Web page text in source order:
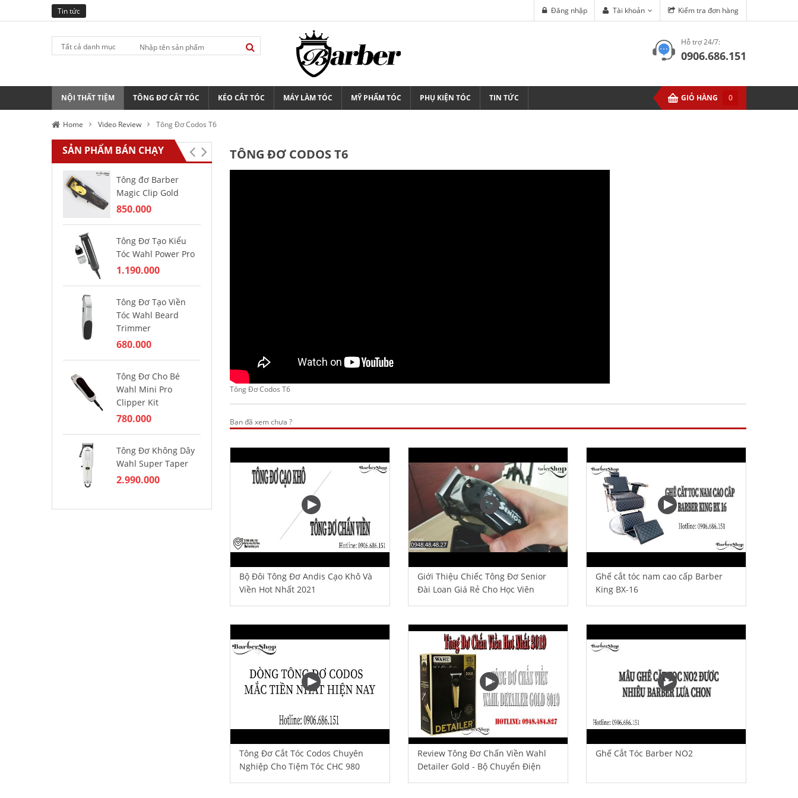
Tin tức Kiểm tra đơn hàng
Tài khoản
Đăng nhập
Tất cả danh mục Hỗ trợ 24/7:
0906.686.151
NỘI THẤT TIỆM TÔNG ĐƠ CẮT TÓC KÉO CẮT TÓC MÁY LÀM TÓC MỸ PHẨM TÓC PHỤ KIỆN TÓC TIN TỨC GIỎ HÀNG 0
Home Video Review Tông Đơ Codos T6
SẢN PHẨM BÁN CHẠY
Tông đơ Barber
Magic Clip Gold
850.000
Tông Đơ Tạo Kiểu
Tóc Wahl Power Pro
1.190.000
Tông Đơ Tạo Viền
Tóc Wahl Beard
Trimmer
680.000
Tông Đơ Cho Bé
Wahl Mini Pro
Clipper Kit
780.000
Tông Đơ Không Dây
Wahl Super Taper
2.990.000
Magic Clip
1.850.000
Tông Đơ Wahl
1.990.000
Tông Đơ Wahl Pro
Basic 110V
Tông Đơ Wahl Magic
2.850.000
TÔNG ĐƠ CODOS T6
Tông Đơ Codos T6
Bạn đã xem chưa ?
Bộ Đôi Tông Đơ Andis Cạo Khô Và
Viền Hot Nhất 2021
Giới Thiệu Chiếc Tông Đơ Senior
Đài Loan Giá Rẻ Cho Học Viên
Ghế cắt tóc nam cao cấp Barber
King BX-16
Tông Đơ Cắt Tóc Codos Chuyên
Nghiệp Cho Tiệm Tóc CHC 980
Review Tông Đơ Chấn Viền Wahl
Detailer Gold - Bộ Chuyển Điện
Ghế Cắt Tóc Barber NO2